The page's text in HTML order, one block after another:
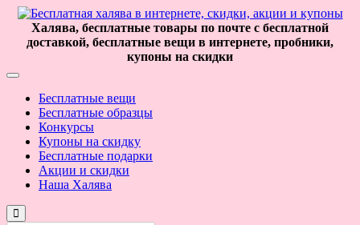
Халява, бесплатные товары по почте с бесплатной
доставкой, бесплатные вещи в интернете, пробники,
купоны на скидки
Бесплатные вещи
Бесплатные образцы
Конкурсы
Купоны на скидку
Бесплатные подарки
Акции и скидки
Наша Халява